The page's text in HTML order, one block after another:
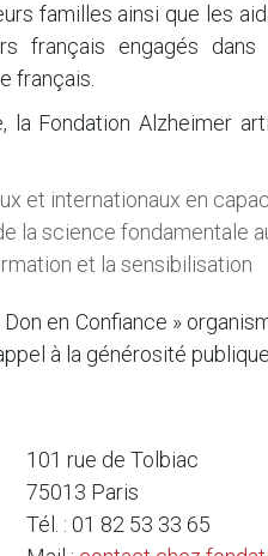
familles ainsi que les
français engagés
français.
la Fondation Alzheimer
et internationaux en
la science fondamentale
et la sensibilisation
en Confiance »
à la générosité
101 rue de Tolbiac
75013 Paris
Tél. : 01 82 53 33 65